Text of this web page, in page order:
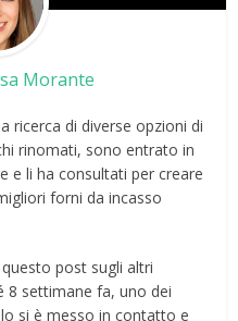
Morante
ricerca di diverse opzioni di
rinomati, sono entrato in
e li ha consultati per creare
forni da incasso
post sugli altri
8 settimane fa, uno dei
si è messo in contatto e